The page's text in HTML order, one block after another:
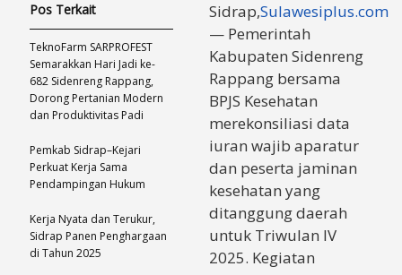
Sidrap,Sulawesiplus.com
— Pemerintah
Kabupaten Sidenreng
Rappang bersama
BPJS Kesehatan
merekonsiliasi data
iuran wajib aparatur
dan peserta jaminan
kesehatan yang
ditanggung daerah
untuk Triwulan IV
2025. Kegiatan
Pos Terkait
TeknoFarm SARPROFEST
Semarakkan Hari Jadi ke-
682 Sidenreng Rappang,
Dorong Pertanian Modern
dan Produktivitas Padi
Pemkab Sidrap–Kejari
Perkuat Kerja Sama
Pendampingan Hukum
Kerja Nyata dan Terukur,
Sidrap Panen Penghargaan
di Tahun 2025